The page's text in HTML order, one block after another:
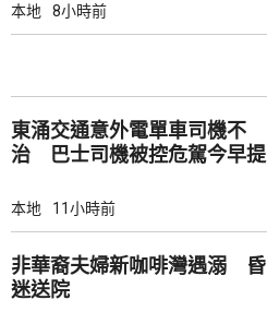
本地 8小時前
東涌交通意外電單車司機不
治 巴士司機被控危駕今早提
本地 11小時前
非華裔夫婦新咖啡灣遇溺 昏
迷送院